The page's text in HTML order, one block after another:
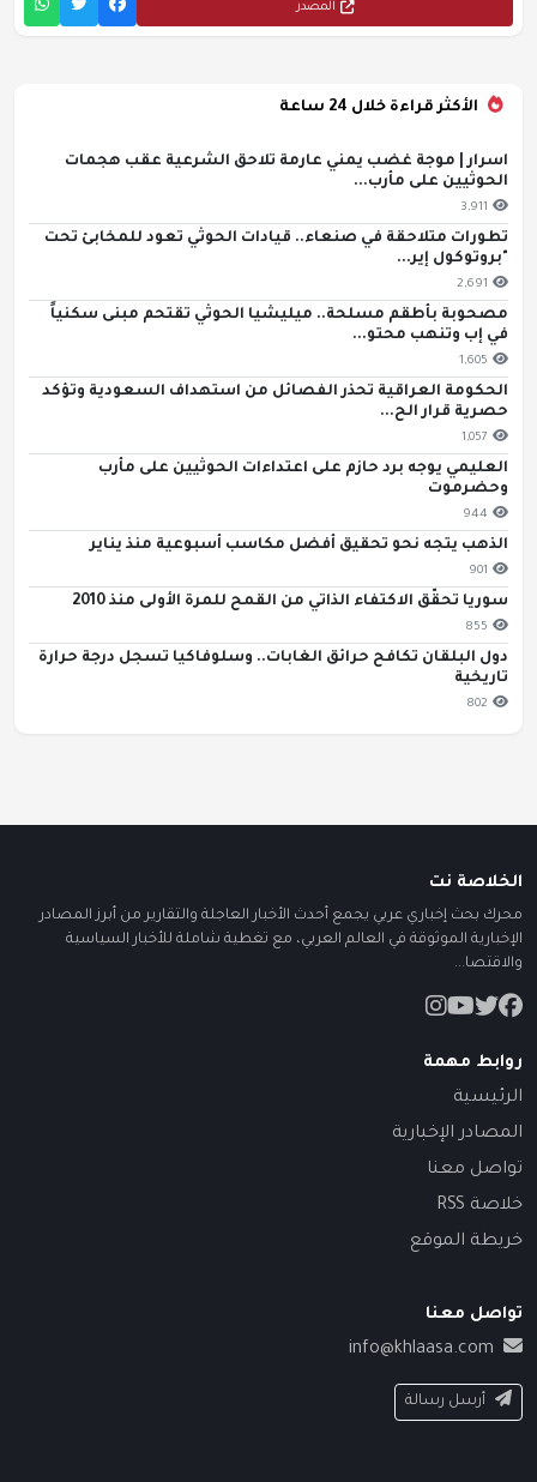
المصدر
الأكثر قراءة خلال 24 ساعة
اسرار | موجة غضب يمني عارمة تلاحق الشرعية عقب هجمات
الحوثيين على مأرب...
3,911
تطورات متلاحقة في صنعاء.. قيادات الحوثي تعود للمخابئ تحت
"بروتوكول إير...
2,691
مصحوبة بأطقم مسلحة.. ميليشيا الحوثي تقتحم مبنى سكنياً
في إب وتنهب محتو...
1,605
الحكومة العراقية تحذر الفصائل من استهداف السعودية وتؤكد
حصرية قرار الح...
1,057
العليمي يوجه برد حازم على اعتداءات الحوثيين على مأرب
وحضرموت
944
الذهب يتجه نحو تحقيق أفضل مكاسب أسبوعية منذ يناير
901
سوريا تحقّق الاكتفاء الذاتي من القمح للمرة الأولى منذ 2010
855
دول البلقان تكافح حرائق الغابات.. وسلوفاكيا تسجل درجة حرارة
تاريخية
802
الخلاصة نت
محرك بحث إخباري عربي يجمع أحدث الأخبار العاجلة والتقارير من أبرز المصادر
الإخبارية الموثوقة في العالم العربي، مع تغطية شاملة للأخبار السياسية
والاقتصا...
روابط مهمة
الرئيسية
المصادر الإخبارية
تواصل معنا
خلاصة RSS
خريطة الموقع
تواصل معنا
info@khlaasa.com
أرسل رسالة